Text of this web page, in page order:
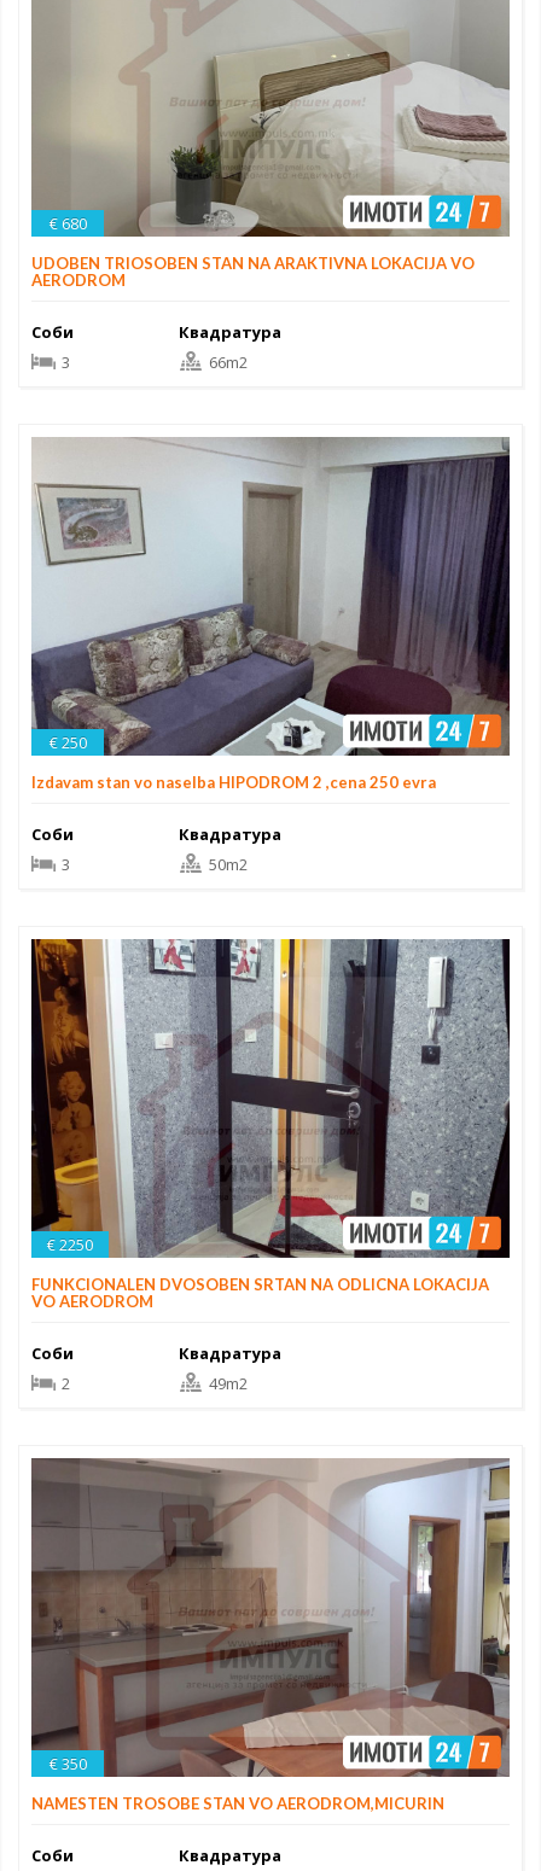
€ 680
UDOBEN TRIOSOBEN STAN NA ARAKTIVNA LOKACIJA VO
AERODROM
Соби
3
Квадратура
66m2
€ 250
Izdavam stan vo naselba HIPODROM 2 ,cena 250 evra
Соби
3
Квадратура
50m2
€ 2250
FUNKCIONALEN DVOSOBEN SRTAN NA ODLICNA LOKACIJA
VO AERODROM
Соби
2
Квадратура
49m2
€ 350
NAMESTEN TROSOBE STAN VO AERODROM,MICURIN
Соби
Квадратура